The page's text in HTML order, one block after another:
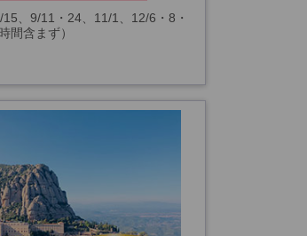
、9/11・24、11/1、12/6・8・
ラダ･ファミリア閉館日を除く)
間含まず）